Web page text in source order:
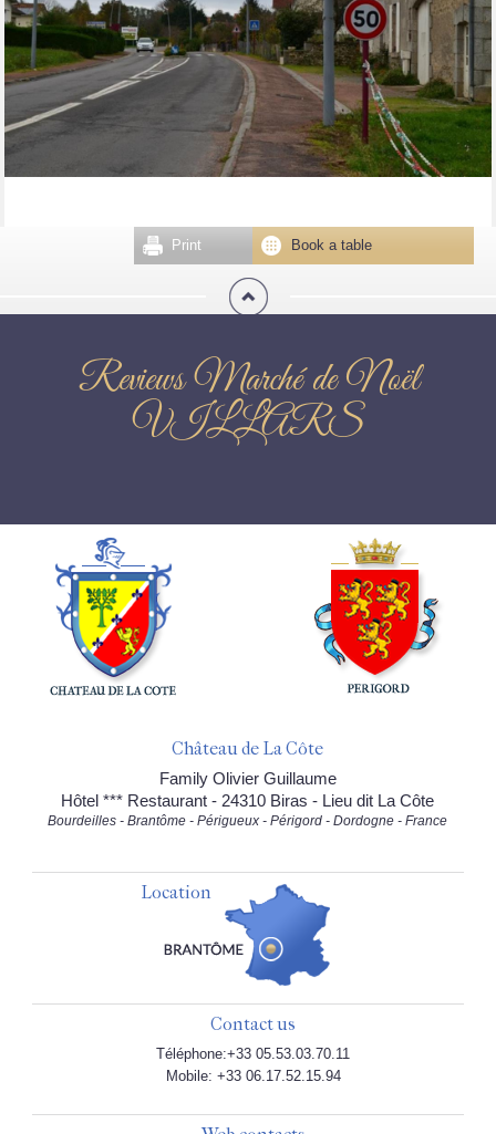
Book a table
Print
Reviews Marché de Noël
VILLARS
Château de La Côte
Family Olivier Guillaume
Hôtel *** Restaurant - 24310 Biras - Lieu dit La Côte
Bourdeilles - Brantôme - Périgueux - Périgord - Dordogne - France
Location
Contact us
Téléphone:+33 05.53.03.70.11
Mobile: +33 06.17.52.15.94